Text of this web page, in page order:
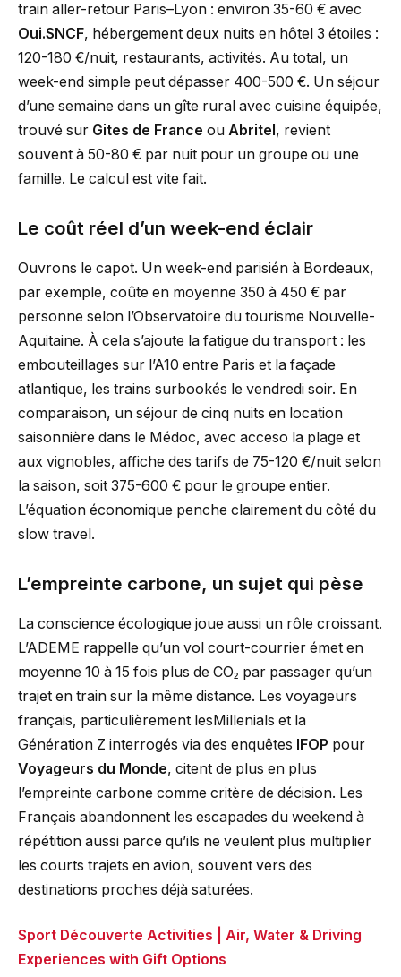
train aller-retour Paris–Lyon : environ 35-60 € avec
Oui.SNCF, hébergement deux nuits en hôtel 3 étoiles :
120-180 €/nuit, restaurants, activités. Au total, un
week-end simple peut dépasser 400-500 €. Un séjour
d’une semaine dans un gîte rural avec cuisine équipée,
trouvé sur Gites de France ou Abritel, revient
souvent à 50-80 € par nuit pour un groupe ou une
famille. Le calcul est vite fait.
Le coût réel d’un week-end éclair
Ouvrons le capot. Un week-end parisién à Bordeaux,
par exemple, coûte en moyenne 350 à 450 € par
personne selon l’Observatoire du tourisme Nouvelle-
Aquitaine. À cela s’ajoute la fatigue du transport : les
embouteillages sur l’A10 entre Paris et la façade
atlantique, les trains surbookés le vendredi soir. En
comparaison, un séjour de cinq nuits en location
saisonnière dans le Médoc, avec acceso la plage et
aux vignobles, affiche des tarifs de 75-120 €/nuit selon
la saison, soit 375-600 € pour le groupe entier.
L’équation économique penche clairement du côté du
slow travel.
L’empreinte carbone, un sujet qui pèse
La conscience écologique joue aussi un rôle croissant.
L’ADEME rappelle qu’un vol court-courrier émet en
moyenne 10 à 15 fois plus de CO₂ par passager qu’un
trajet en train sur la même distance. Les voyageurs
français, particulièrement lesMillenials et la
Génération Z interrogés via des enquêtes IFOP pour
Voyageurs du Monde, citent de plus en plus
l’empreinte carbone comme critère de décision. Les
Français abandonnent les escapades du weekend à
répétition aussi parce qu’ils ne veulent plus multiplier
les courts trajets en avion, souvent vers des
destinations proches déjà saturées.
Sport Découverte Activities | Air, Water & Driving
Experiences with Gift Options